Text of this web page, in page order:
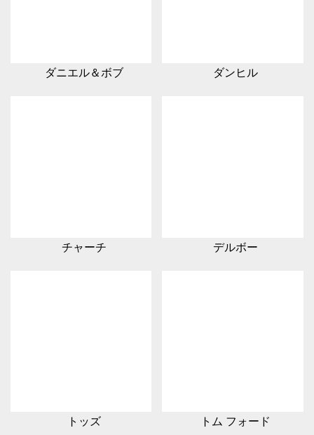
ダニエル＆ボブ ダンヒル
チャーチ デルボー
トッズ トム フォード